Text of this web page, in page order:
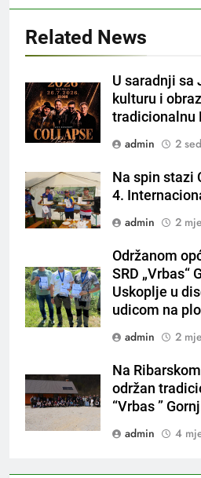
Related News
U saradnji sa
kulturu i
tradicionalnu
admin
2
Na spin stazi
4.
admin
2
Održanom
SRD „Vrbas“
Uskoplje u
udicom na
admin
2
Na
održan
“Vrbas ”
admin
4